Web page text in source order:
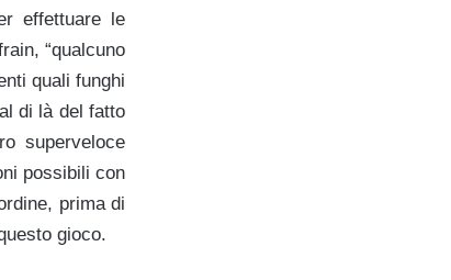
effettuare le
“qualcuno
quali funghi
di là del fatto
superveloce
possibili con
prima di
gioco.